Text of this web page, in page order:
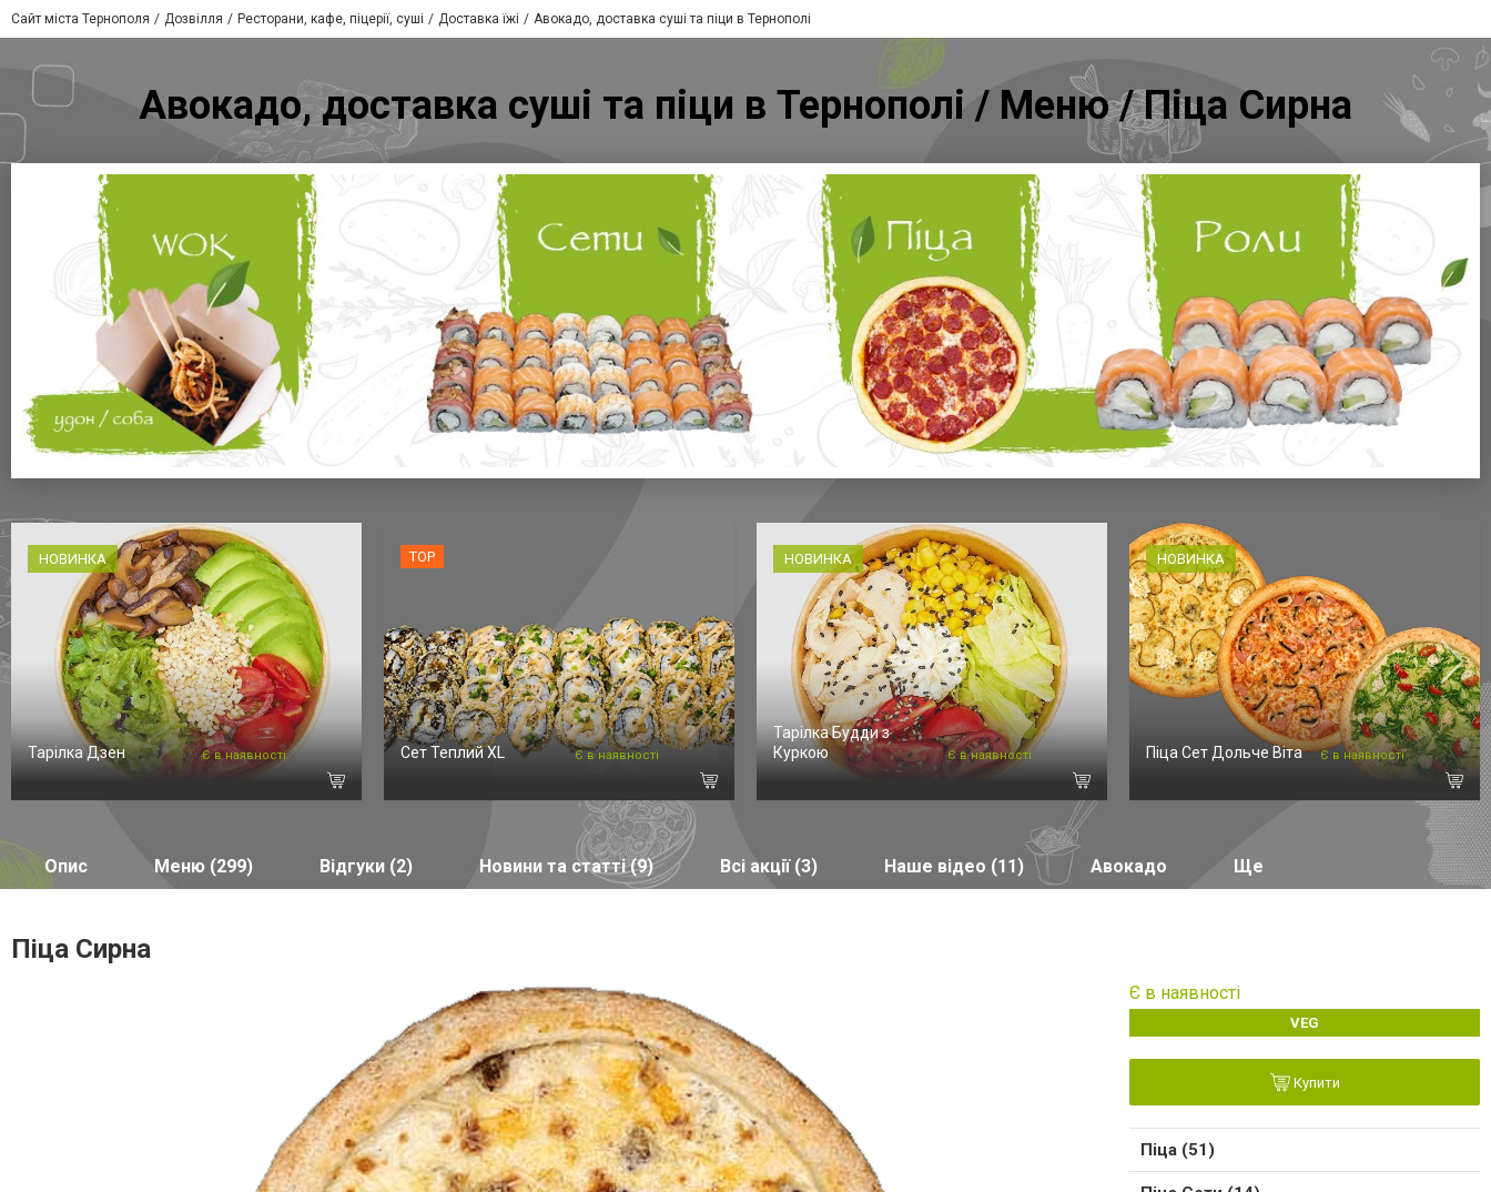
Сайт міста Тернополя Дозвілля Ресторани, кафе, піцерії, суші Доставка їжі Авокадо, доставка суші та піци в Тернополі
Авокадо, доставка суші та піци в Тернополі / Меню / Піца Сирна
НОВИНКА
Тарілка Дзен Є в наявності
TOP
Сет Теплий XL Є в наявності
НОВИНКА
Тарілка Будди з
Куркою
Є в наявності
НОВИНКА
Піца Сет Дольче Віта Є в наявності
Опис Меню (299) Відгуки (2) Новини та статті (9) Всі акції (3) Наше відео (11) Авокадо Ще
Піца Сирна
Є в наявності
VEG
Купити
Піца (51)